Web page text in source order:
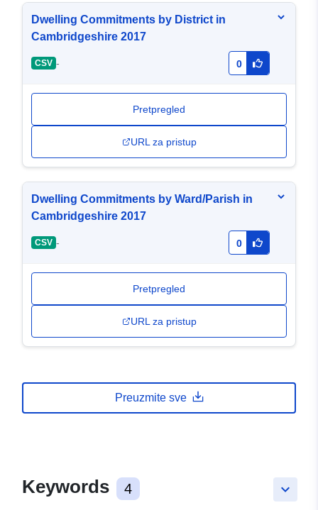
Dwelling Commitments by District in
Cambridgeshire 2017
CSV - 0
Pretpregled
URL za pristup
Dwelling Commitments by Ward/Parish in
Cambridgeshire 2017
CSV - 0
Pretpregled
URL za pristup
Preuzmite sve
keyboard_arrow_down
Keywords 4